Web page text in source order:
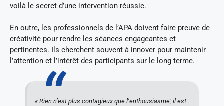
voilà le secret d’une intervention réussie.
En outre, les professionnels de l’APA doivent faire preuve de
créativité pour rendre les séances engageantes et
pertinentes. Ils cherchent souvent à innover pour maintenir
l’attention et l’intérêt des participants sur le long terme.
« Rien n’est plus contagieux que l’enthousiasme; il est